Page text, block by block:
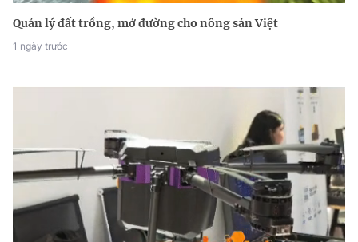
Quản lý đất trồng, mở đường cho nông sản Việt
1 ngày trước